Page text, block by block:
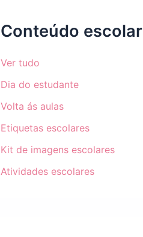
Conteúdo escolar
Ver tudo
Dia do estudante
Volta ás aulas
Etiquetas escolares
Kit de imagens escolares
Atividades escolares